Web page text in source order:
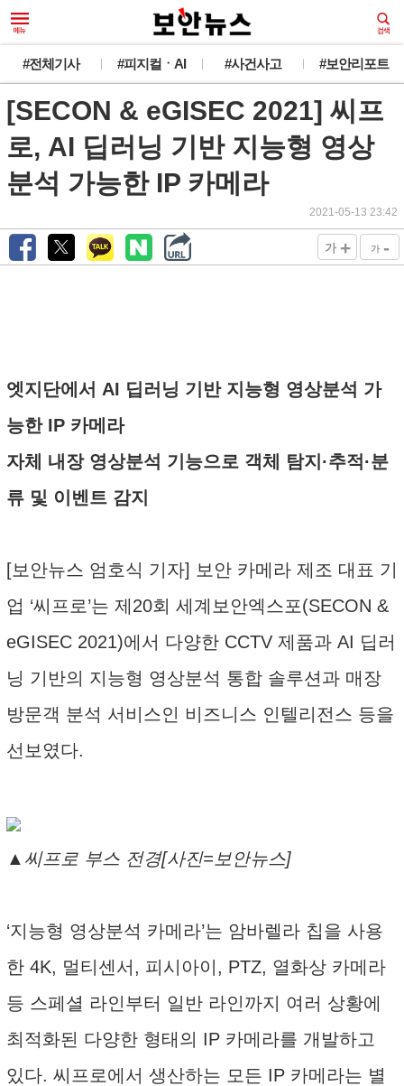
#전체기사 #피지컬ㆍAI #사건사고 #보안리포트
[SECON & eGISEC 2021] 씨프
로, AI 딥러닝 기반 지능형 영상
분석 가능한 IP 카메라
2021-05-13 23:42
가 + 가 -
엣지단에서 AI 딥러닝 기반 지능형 영상분석 가
능한 IP 카메라
자체 내장 영상분석 기능으로 객체 탐지·추적·분
류 및 이벤트 감지
[보안뉴스 엄호식 기자] 보안 카메라 제조 대표 기
업 ‘씨프로’는 제20회 세계보안엑스포(SECON &
eGISEC 2021)에서 다양한 CCTV 제품과 AI 딥러
닝 기반의 지능형 영상분석 통합 솔루션과 매장
방문객 분석 서비스인 비즈니스 인텔리전스 등을
선보였다.
▲씨프로 부스 전경[사진=보안뉴스]
‘지능형 영상분석 카메라’는 암바렐라 칩을 사용
한 4K, 멀티센서, 피시아이, PTZ, 열화상 카메라
등 스페셜 라인부터 일반 라인까지 여러 상황에
최적화된 다양한 형태의 IP 카메라를 개발하고
있다. 씨프로에서 생산하는 모든 IP 카메라는 별